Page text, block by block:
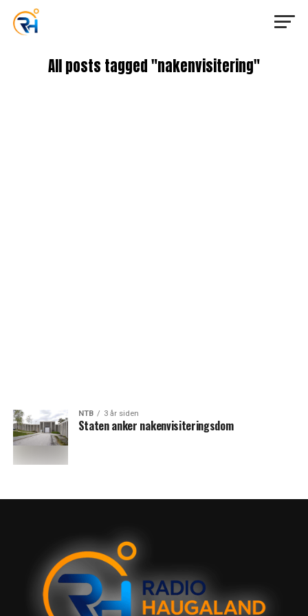
All posts tagged "nakenvisitering"
NTB 3 år siden
Staten anker nakenvisiteringsdom